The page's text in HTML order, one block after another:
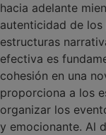
hacia adelante
autenticidad de
estructuras
efectiva es
cohesión en una
proporciona a los
organizar los
y emocionante. Al